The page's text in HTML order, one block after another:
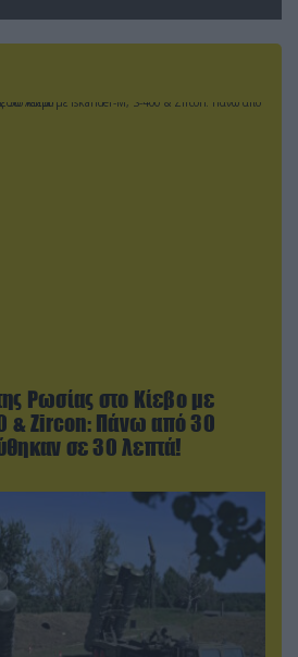
Ρωσίας στο Κίεβο με
& Zircon: Πάνω από 30
σε 30 λεπτά!